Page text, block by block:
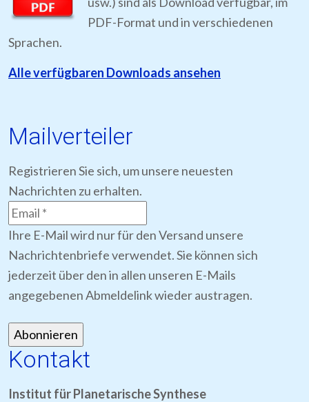
PDF-Format und in verschiedenen
Sprachen.
Alle verfügbaren Downloads ansehen
Mailverteiler
Registrieren Sie sich, um unsere neuesten
Nachrichten zu erhalten.
Ihre E-Mail wird nur für den Versand unsere
Nachrichtenbriefe verwendet. Sie können sich
jederzeit über den in allen unseren E-Mails
angegebenen Abmeldelink wieder austragen.
Kontakt
Institut für Planetarische Synthese